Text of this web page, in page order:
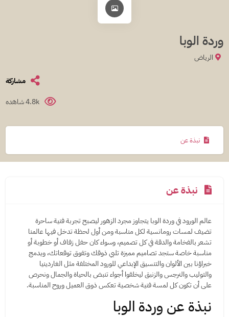
وردة الوبا
الرياض
مشاركة
4.8k شاهده
نبذة عن
نبذة عن
عالم الورود في وردة الوبا يتجاوز مجرد الزهور ليصبح تجربة فنية ساحرة
تضيف لمسات رومانسية لكل مناسبة ومن أول لحظة تدخل فيها عالمنا
تشعر بالفخامة والدقة في كل تصميم، وسواء كان حفل زفاف أو خطوبة أو
مناسبة خاصة ستجد تصاميم مميزة تلبي ذوقك وتفوق توقعاتك، ويدمج
خبراؤنا بين الألوان والتنسيق الإبداعي للورود المختلفة مثل الغاردينيا
والتوليب والنرجس والزنبق ليخلقوا أجواء تنبض بالحياة والجمال ونحرص
على أن تكون كل لمسة فنية شخصية تعكس ذوق العميل وروح المناسبة.
نبذة عن وردة الوبا